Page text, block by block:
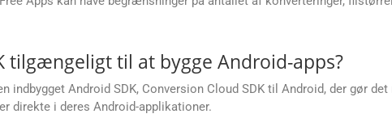
tilgængeligt til at bygge Android-apps?
indbygget Android SDK, Conversion Cloud SDK til Android, der gør
direkte i deres Android-applikationer.